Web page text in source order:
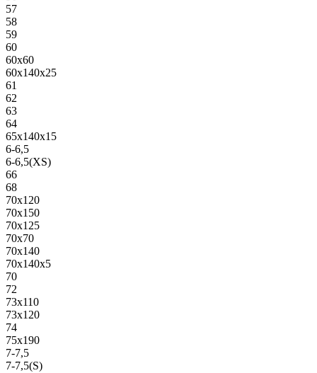
57
58
59
60
60х60
60х140х25
61
62
63
64
65х140х15
6-6,5
6-6,5(XS)
66
68
70х120
70х150
70х125
70х70
70х140
70х140х5
70
72
73х110
73х120
74
75х190
7-7,5
7-7,5(S)